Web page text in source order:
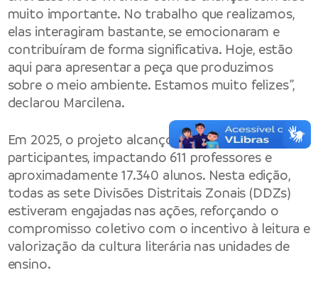
muito importante. No trabalho que realizamos,
elas interagiram bastante, se emocionaram e
contribuíram de forma significativa. Hoje, estão
aqui para apresentar a peça que produzimos
sobre o meio ambiente. Estamos muito felizes”,
declarou Marcilena.
Em 2025, o projeto alcançou 103 escolas
participantes, impactando 611 professores e
aproximadamente 17.340 alunos. Nesta edição,
todas as sete Divisões Distritais Zonais (DDZs)
estiveram engajadas nas ações, reforçando o
compromisso coletivo com o incentivo à leitura e
valorização da cultura literária nas unidades de
ensino.